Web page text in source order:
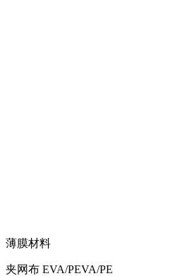
薄膜材料
夹网布 EVA/PEVA/PE